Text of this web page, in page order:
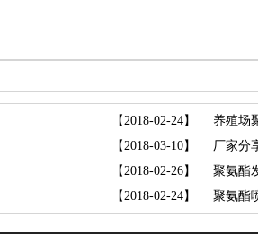
【2018-02-24】
养殖场
【2018-03-10】
厂家分
【2018-02-26】
聚氨酯
【2018-02-24】 聚氨酯